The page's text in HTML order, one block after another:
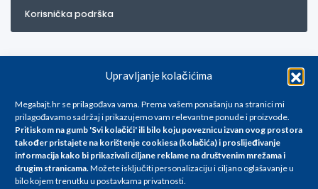
Upravljanje kolačićima
Megabajt.hr se prilagođava vama. Prema vašem ponašanju na stranici mi
prilagođavamo sadržaj i prikazujemo vam relevantne ponude i proizvode.
Pritiskom na gumb 'Svi kolačići' ili bilo koju poveznicu izvan ovog prostora
također pristajete na korištenje cookiesa (kolačića) i proslijeđivanje
informacija kako bi prikazivali ciljane reklame na društvenim mrežama i
drugim stranicama.Možete isključiti personalizaciju i ciljano oglašavanje u
bilo kojem trenutku u postavkama privatnosti.
Korisnička podrška
Za artikle kojih trenutno nema u ponudi obratite nam se na
info@megabajt.hr. Sve cijene su informativnog karaktera i podložne su
promjenama, a
iskazane su za avansno plaćanje(gotovina) u Eurima i uključuju PDV. Sve